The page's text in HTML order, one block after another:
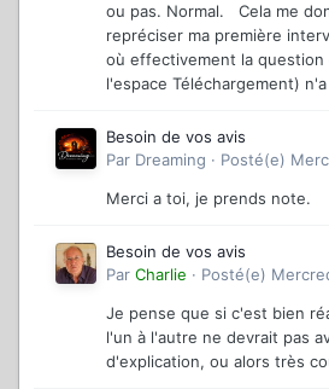
ou pas. Normal. Cela me
repréciser ma première
où effectivement la question
l'espace Téléchargement)
Besoin de vos avis
Par Dreaming · Posté(e)
Merci a toi, je prends note.
Besoin de vos avis
Par Charlie · Posté(e)
Je pense que si c'est bien
l'un à l'autre ne devrait pas
d'explication, ou alors très